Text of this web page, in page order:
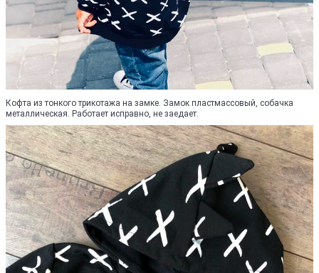
Кофта из тонкого трикотажа на замке. Замок пластмассовый, собачка
металлическая. Работает исправно, не заедает.